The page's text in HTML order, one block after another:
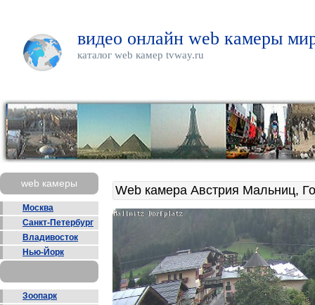
видео онлайн web камеры
каталог web камер tvway.ru
web камеры
Москва
Санкт-Петербург
Владивосток
Нью-Йорк
Зоопарк
Web камера Австрия Мальниц,